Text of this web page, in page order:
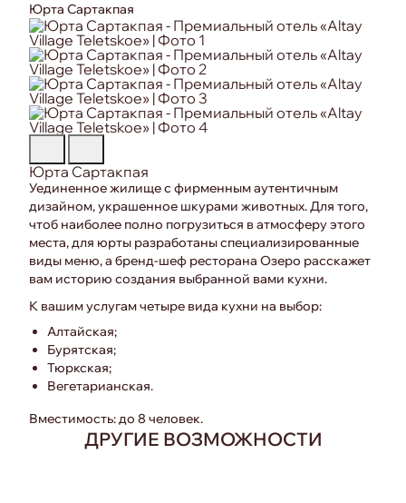
Юрта Cартакпая
Юрта Cартакпая
Уединенное жилище с фирменным аутентичным
дизайном, украшенное шкурами животных. Для того,
чтоб наиболее полно погрузиться в атмосферу этого
места, для юрты разработаны специализированные
виды меню, а бренд-шеф ресторана Озеро расскажет
вам историю создания выбранной вами кухни.
К вашим услугам четыре вида кухни на выбор:
Алтайская;
Бурятская;
Тюркская;
Вегетарианская.
Вместимость: до 8 человек.
ДРУГИЕ ВОЗМОЖНОСТИ